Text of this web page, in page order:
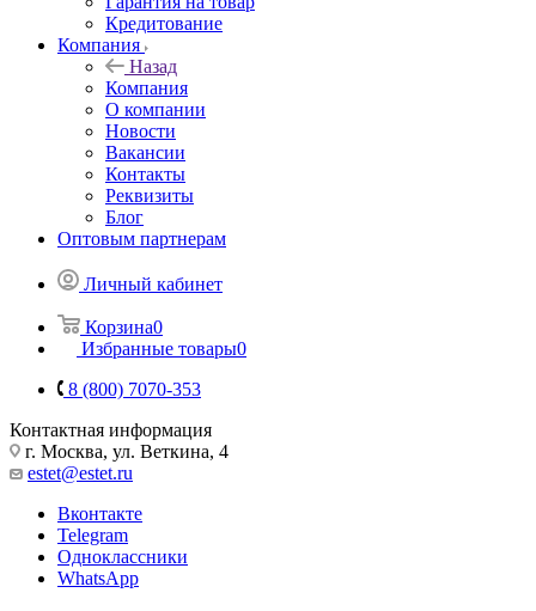
Кредитование
Компания
Назад
Компания
О компании
Новости
Вакансии
Контакты
Реквизиты
Блог
Оптовым партнерам
Личный кабинет
Корзина0
Избранные товары0
8 (800) 7070-353
Контактная информация
г. Москва, ул. Веткина, 4
estet@estet.ru
Вконтакте
Telegram
Одноклассники
WhatsApp